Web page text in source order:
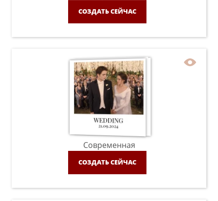
СОЗДАТЬ СЕЙЧАС
Современная
СОЗДАТЬ СЕЙЧАС